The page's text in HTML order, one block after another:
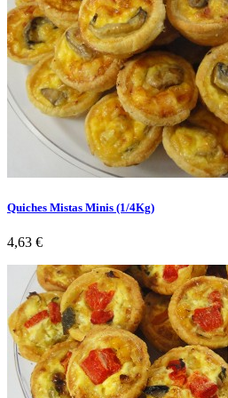
Quiches Mistas Minis (1/4Kg)
Preço
4,63 €